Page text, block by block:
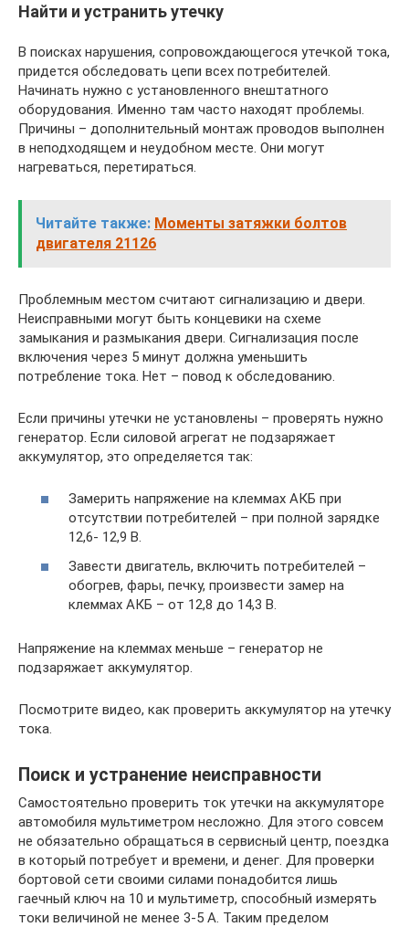
Найти и устранить утечку
В поисках нарушения, сопровождающегося утечкой тока,
придется обследовать цепи всех потребителей.
Начинать нужно с установленного внештатного
оборудования. Именно там часто находят проблемы.
Причины – дополнительный монтаж проводов выполнен
в неподходящем и неудобном месте. Они могут
нагреваться, перетираться.
Читайте также: Моменты затяжки болтов
двигателя 21126
Проблемным местом считают сигнализацию и двери.
Неисправными могут быть концевики на схеме
замыкания и размыкания двери. Сигнализация после
включения через 5 минут должна уменьшить
потребление тока. Нет – повод к обследованию.
Если причины утечки не установлены – проверять нужно
генератор. Если силовой агрегат не подзаряжает
аккумулятор, это определяется так:
Замерить напряжение на клеммах АКБ при
отсутствии потребителей – при полной зарядке
12,6- 12,9 В.
Завести двигатель, включить потребителей –
обогрев, фары, печку, произвести замер на
клеммах АКБ – от 12,8 до 14,3 В.
Напряжение на клеммах меньше – генератор не
подзаряжает аккумулятор.
Посмотрите видео, как проверить аккумулятор на утечку
тока.
Поиск и устранение неисправности
Самостоятельно проверить ток утечки на аккумуляторе
автомобиля мультиметром несложно. Для этого совсем
не обязательно обращаться в сервисный центр, поездка
в который потребует и времени, и денег. Для проверки
бортовой сети своими силами понадобится лишь
гаечный ключ на 10 и мультиметр, способный измерять
токи величиной не менее 3-5 А. Таким пределом